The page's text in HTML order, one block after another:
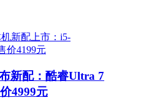
新配：酷睿Ultra 7
4999元